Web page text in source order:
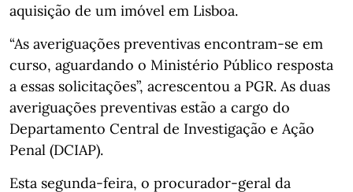
aquisição de um imóvel em Lisboa.
“As averiguações preventivas encontram-se em
curso, aguardando o Ministério Público resposta
a essas solicitações”, acrescentou a PGR. As duas
averiguações preventivas estão a cargo do
Departamento Central de Investigação e Ação
Penal (DCIAP).
Esta segunda-feira, o procurador-geral da